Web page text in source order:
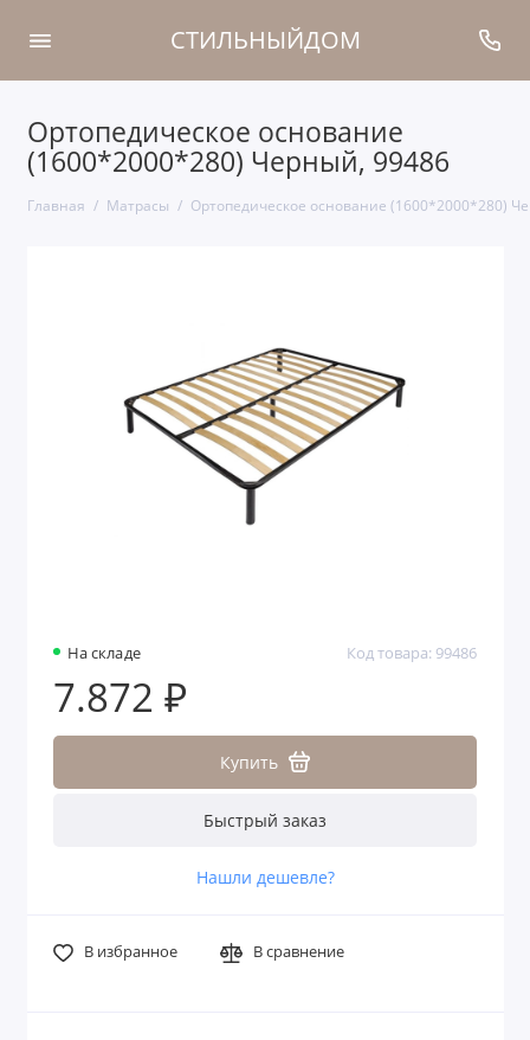
СТИЛЬНЫЙДОМ
Ортопедическое основание
(1600*2000*280) Черный, 99486
Главная Матрасы Ортопедическое основание (1600*2000*280)
На складе Код товара: 99486
7.872 ₽
Купить
Быстрый заказ
Нашли дешевле?
В избранное В сравнение